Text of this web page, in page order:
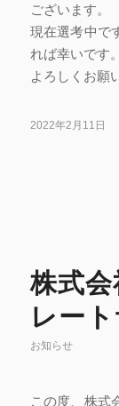
ございます。
現在選考中で
れば幸いです。
よろしくお願
2022年2月11日
株式
レー
お知らせ
この度、株式